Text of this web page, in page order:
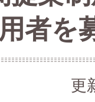
者を
更